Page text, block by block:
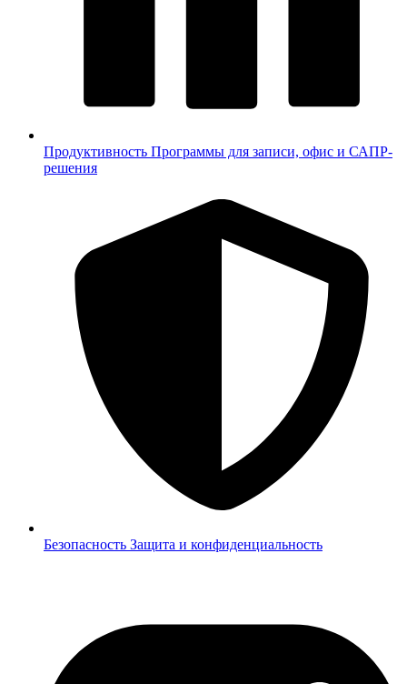
Продуктивность Программы для записи, офис и САПР-
решения
Безопасность Защита и конфиденциальность